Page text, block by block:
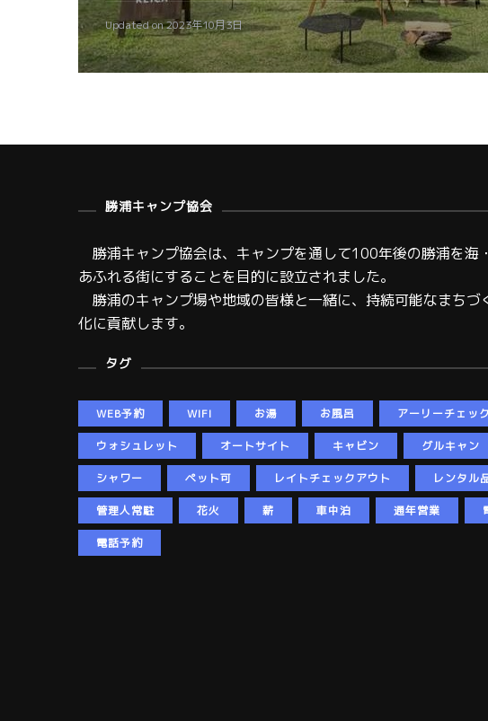
Updated on2023年10月3日
勝浦キャンプ協会
勝浦キャンプ協会は、キャンプを通して100年後の勝浦を海
あふれる街にすることを目的に設立されました。
勝浦のキャンプ場や地域の皆様と一緒に、持続可能なまちづ
化に貢献します。
タグ
WEB予約 WIFI お湯 お風呂 アーリーチェッ
ウォシュレット オートサイト キャビン グルキャン
シャワー ペット可 レイトチェックアウト レンタル
管理人常駐 花火 薪 車中泊 通年営業
電話予約